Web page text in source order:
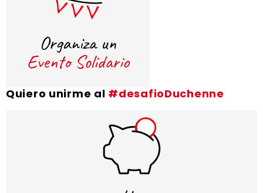
Quiero unirme al #desafioDuchenne